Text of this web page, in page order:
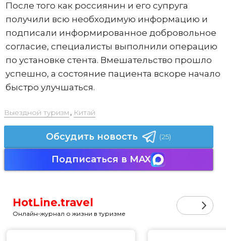
После того как россиянин и его супруга
получили всю необходимую информацию и
подписали информированное добровольное
согласие, специалисты выполнили операцию
по установке стента. Вмешательство прошло
успешно, а состояние пациента вскоре начало
быстро улучшаться.
Выездной туризм , Китай
Обсудить новость (25)
Подписаться в MAX
HotLine.travel
Онлайн-журнал о жизни в туризме